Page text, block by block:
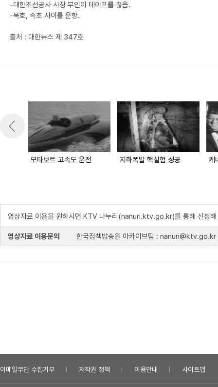
-대한조선공사 사장 부인이 테이프를 끊음.
-묵호, 속초 사이를 운항.
출처 : 대한뉴스 제 347호
모타보트 고속도 운전 지하폭발 핵실험 성공 케
영상자료 이용을 원하시면 KTV 나누리(nanuri.ktv.go.kr)를 통해 신청해
영상자료 이용문의 한국정책방송원 아카이브팀 : nanuri@ktv.go.kr
이메일무단 수집거부 저작권 정책 이용안내 사이트맵